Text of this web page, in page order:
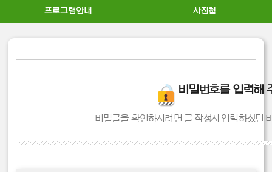
프로그램안내 사진첩
비밀번호를 입력해
비밀글을 확인하시려면 글 작성시 입력하셨던